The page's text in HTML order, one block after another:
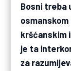
Bosni treba
kršćanskim
je ta
za